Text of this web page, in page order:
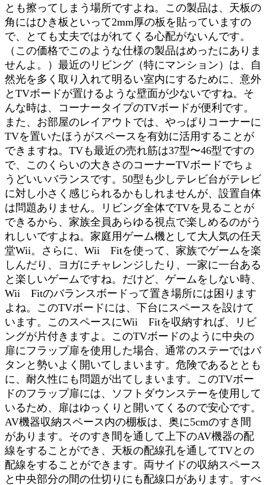
とも擦ってしまう場所ですよね。この製品は、天板の
角にはひき板といって2mm厚の板を貼っていますの
で、とても丈夫ではがれてくる心配がないんです。
（この価格でこのような仕様の製品はめったにありま
せんよ。）最近のリビング（特にマンション）は、自
然光を多く取り入れて明るい室内にするために、意外
とTVボードが置けるような壁面が少ないですね。そ
んな時は、コーナータイプのTVボードが便利です。
また、お部屋のレイアウトでは、やっぱりコーナーに
TVを置いたほうがスペースを有効に活用することが
できますね。TVも最近の売れ筋は37型〜46型ですの
で、このくらいの大きさのコーナーTVボードでちょ
うどいいバランスです。50型も少しテレビ台がテレビ
に対し小さく感じられるかもしれませんが、設置自体
は問題ありません。リビング全体でTVを見ることが
できるから、家族全員あらゆる視点で楽しめるのがう
れしいですよね。家庭用ゲーム機として大人気の任天
堂Wii。さらに、Wii Fitを使って、家族でゲームを楽
しんだり、ヨガにチャレンジしたり、一家に一台ある
と楽しいゲームですね。だけど、ゲームをしない時、
Wii Fitのバランスボードって置き場所には困ります
よね。このTVボードには、下台にスペースを設けて
います。このスペースにWii Fitを収納すれば、リビ
ングが片付きますよ。このTVボードのように中央の
扉にフラップ扉を使用した場合、通常のステーではバ
タンと勢いよく開いてしまいます。危険であるととも
に、耐久性にも問題が出てしまいます。このTVボー
ドのフラップ扉には、ソフトダウンステーを使用して
いるため、扉はゆっくりと開いてくるので安心です。
AV機器収納スペース内の棚板は、奥に5cmのすき間
があります。そのすき間を通して上下のAV機器の配
線をすることができ、天板の配線孔を通してTVとの
配線をすることができます。両サイドの収納スペース
と中央部分の間の仕切りにも配線口があります。すべ